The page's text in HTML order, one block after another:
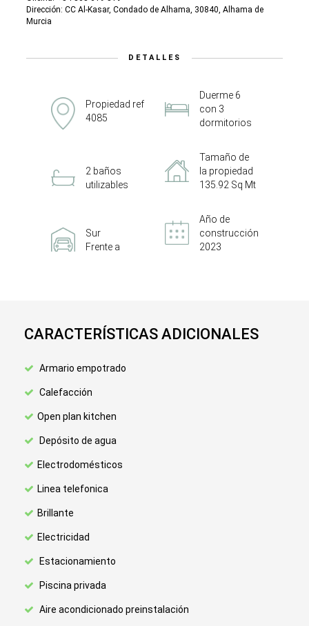
Dirección: CC Al-Kasar, Condado de Alhama, 30840, Alhama de
Murcia
DETALLES
Propiedad ref
4085
Duerme 6
con 3
dormitorios
2 baños
utilizables
Tamaño de
la propiedad
135.92 Sq Mt
Sur
Frente a
Año de
construcción
2023
CARACTERÍSTICAS ADICIONALES
Armario empotrado
Calefacción
Open plan kitchen
Depósito de agua
Electrodomésticos
Linea telefonica
Brillante
Electricidad
Estacionamiento
Piscina privada
Aire acondicionado preinstalación